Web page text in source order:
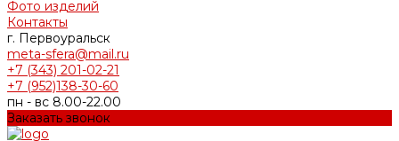
Фото изделий
Контакты
г. Первоуральск
meta-sfera@mail.ru
+7 (343) 201-02-21
+7 (952)138-30-60
пн - вс 8.00-22.00
Заказать звонок